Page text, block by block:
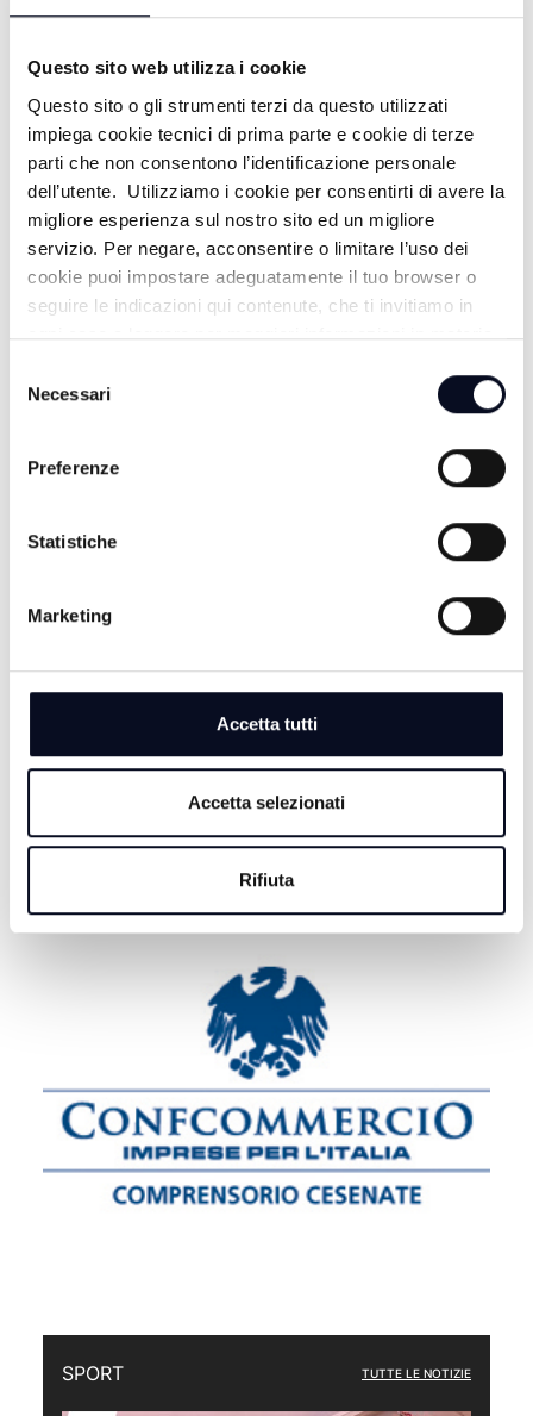
Questo sito web utilizza i cookie
Questo sito o gli strumenti terzi da questo utilizzati
impiega cookie tecnici di prima parte e cookie di terze
parti che non consentono l’identificazione personale
dell’utente. Utilizziamo i cookie per consentirti di avere la
migliore esperienza sul nostro sito ed un migliore
servizio. Per negare, acconsentire o limitare l’uso dei
cookie puoi impostare adeguatamente il tuo browser o
seguire le indicazioni qui contenute, che ti invitiamo in
ogni caso a leggere per maggiori informazioni in materia
delNecessari
Preferenze
Statistiche
Marketing
Accetta tutti
Accetta selezionati
Rifiuta
ALTRE NOTIZIE TUTTE LE NOTIZIE
9 AGOSTO 2026
RIMINI: Ricercato dall’Interpol, arrestato un 51enne
SPORT TUTTE LE NOTIZIE